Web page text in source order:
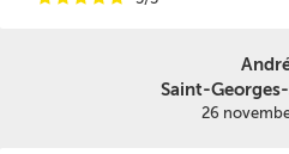
Saint-
26